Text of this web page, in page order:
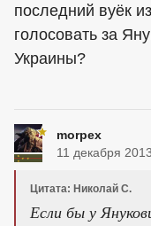
последний вуёк
голосовать за
Украины?
morpex
11 декабря
Цитата: Николай С.
Если бы у